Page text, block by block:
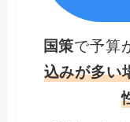
国策で予算
込みが多い